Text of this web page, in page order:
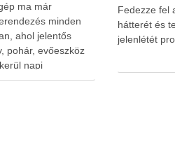
ma már
minden
ahol jelentős
pohár, evőeszköz
napi
Fedezze fel
hátterét és
jelenlétét